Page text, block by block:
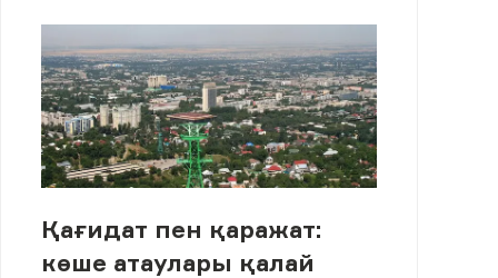
Қағидат пен қаражат:
көше атаулары қалай